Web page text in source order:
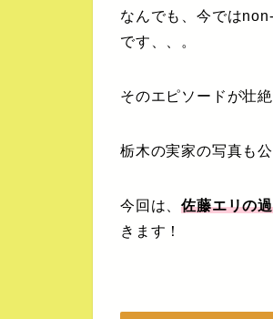
なんでも、今では
です、、。
そのエピソードが壮
栃木の実家の写真も
今回は、佐藤エリの
きます！